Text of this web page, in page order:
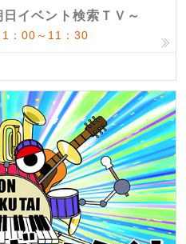
イベント検索ＴＶ～
：00～11：30